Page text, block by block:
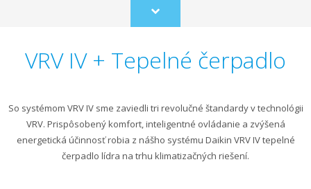
Scroll
to
VRV IV + Tepelné čerpadlo
So systémom VRV IV sme zaviedli tri revolučné štandardy v technológii
VRV. Prispôsobený komfort, inteligentné ovládanie a zvýšená
energetická účinnosť robia z nášho systému Daikin VRV IV tepelné
čerpadlo lídra na trhu klimatizačných riešení.